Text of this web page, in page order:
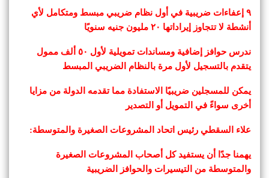
٩ إعفاءات ضريبية في أول نظام ضريبي مبسط ومتكامل لأي
أنشطة لا تتجاوز إيراداتها ٢٠ مليون جنيه سنويًا
ندرس حوافز إضافية ومساندات تمويلية لأول ٥٠ ألف ممول
يتقدم بالتسجيل لأول مرة بالنظام الضريبي المبسط
يمكن للمسجلين ضريبيًا الاستفادة مما تقدمه الدولة من مزايا
أخرى سواءً في التمويل أو التصدير
علاء السقطي رئيس اتحاد المشروعات الصغيرة والمتوسطة:
يهمنا جدًا أن يستفيد كل أصحاب المشروعات الصغيرة
والمتوسطة من التيسيرات والحوافز الضريبية